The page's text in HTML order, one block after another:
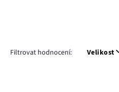
Filtrovat hodnocení: Velikost